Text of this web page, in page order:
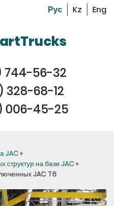
744-56-32
328-68-12
006-45-25
Kz Eng
JAC »
на базе JAC »
JAC T6